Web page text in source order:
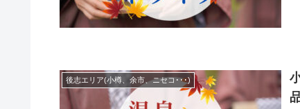
後志エリア(小樽、余市、ニセコ･･･)